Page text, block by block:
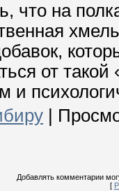
что на
от
и
Добавлять комментарии
[